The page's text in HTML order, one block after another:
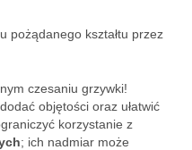
pożądanego kształtu przez
czesaniu grzywki!
objętości oraz ułatwić
korzystanie z
; ich nadmiar może